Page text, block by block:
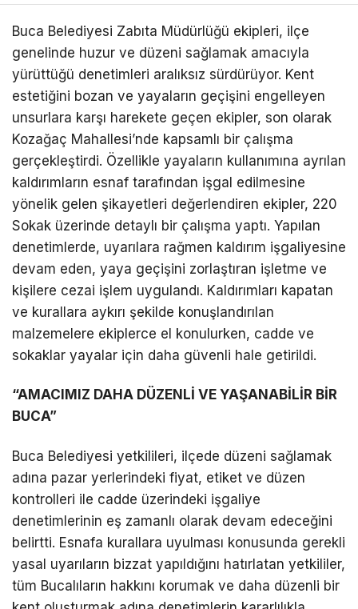
Buca Belediyesi Zabıta Müdürlüğü ekipleri, ilçe
genelinde huzur ve düzeni sağlamak amacıyla
yürüttüğü denetimleri aralıksız sürdürüyor. Kent
estetiğini bozan ve yayaların geçişini engelleyen
unsurlara karşı harekete geçen ekipler, son olarak
Kozağaç Mahallesi’nde kapsamlı bir çalışma
gerçekleştirdi. Özellikle yayaların kullanımına ayrılan
kaldırımların esnaf tarafından işgal edilmesine
yönelik gelen şikayetleri değerlendiren ekipler, 220
Sokak üzerinde detaylı bir çalışma yaptı. Yapılan
denetimlerde, uyarılara rağmen kaldırım işgaliyesine
devam eden, yaya geçişini zorlaştıran işletme ve
kişilere cezai işlem uygulandı. Kaldırımları kapatan
ve kurallara aykırı şekilde konuşlandırılan
malzemelere ekiplerce el konulurken, cadde ve
sokaklar yayalar için daha güvenli hale getirildi.
“AMACIMIZ DAHA DÜZENLİ VE YAŞANABİLİR BİR
BUCA”
Buca Belediyesi yetkilileri, ilçede düzeni sağlamak
adına pazar yerlerindeki fiyat, etiket ve düzen
kontrolleri ile cadde üzerindeki işgaliye
denetimlerinin eş zamanlı olarak devam edeceğini
belirtti. Esnafa kurallara uyulması konusunda gerekli
yasal uyarıların bizzat yapıldığını hatırlatan yetkililer,
tüm Bucalıların hakkını korumak ve daha düzenli bir